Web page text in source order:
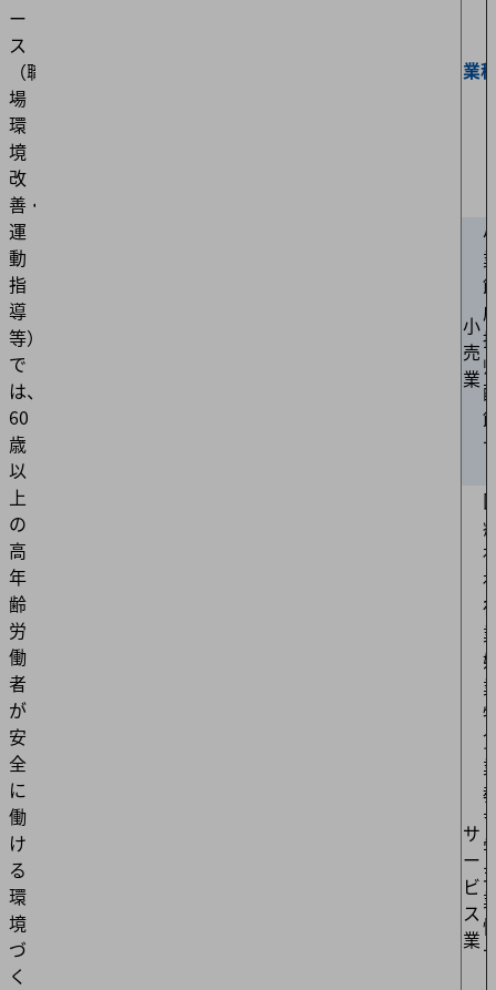
ー
ス
（職
場
環
境
改
善・
運
動
指
導
等）」
で
は、
60
歳
以
上
の
高
年
齢
労
働
者
が
安
全
に
働
け
る
環
境
づ
く
業
⼩
売
業
サ
ー
ビ
ス
業